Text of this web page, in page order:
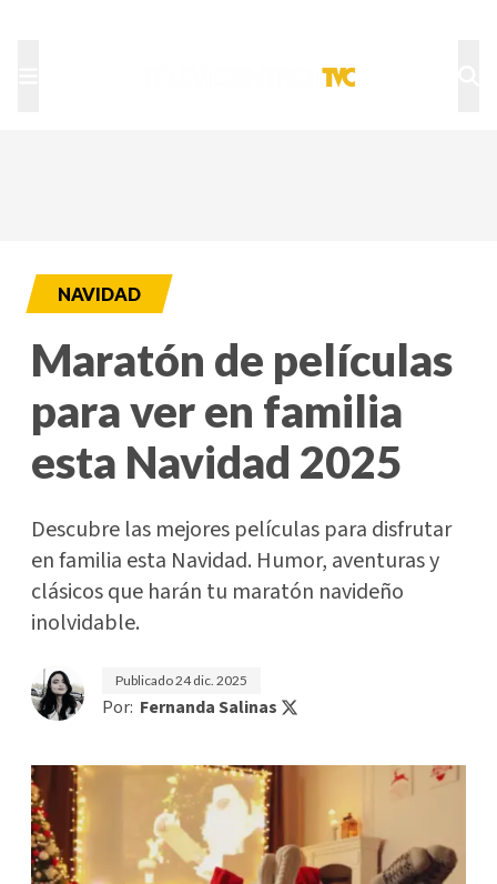
NAVIDAD
Maratón de películas
para ver en familia
esta Navidad 2025
Descubre las mejores películas para disfrutar
en familia esta Navidad. Humor, aventuras y
clásicos que harán tu maratón navideño
inolvidable.
Publicado24 dic. 2025
Por: Fernanda Salinas